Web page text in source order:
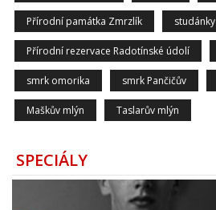
Přírodní památka Zmrzlík studánky
Přírodní rezervace Radotínské údolí
smrk omorika smrk Pančičův
Maškův mlýn Taslarův mlýn
SPECIÁLY